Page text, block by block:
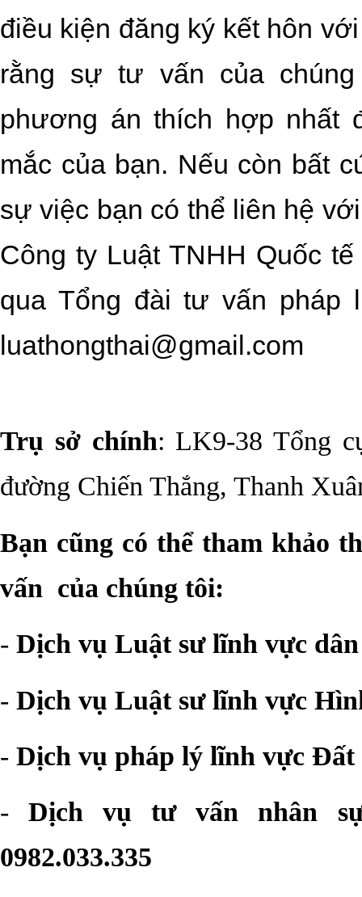
điều kiện đăng ký kết hôn
rằng sự tư vấn của
phương án thích hợp nhất
mắc của bạn. Nếu còn bất
sự việc bạn có thể liên hệ
Công ty Luật TNHH Quốc
qua Tổng đài tư vấn pháp
luathongthai@gmail.com
Trụ sở chính: LK9-38 Tổng
đường Chiến Thắng, Thanh
Bạn cũng có thể tham khảo
vấn của chúng tôi:
- Dịch vụ Luật sư lĩnh vực dân
- Dịch vụ Luật sư lĩnh vực
- Dịch vụ pháp lý lĩnh vực Đất
-Dịch vụ tư vấn nhân
0982.033.335